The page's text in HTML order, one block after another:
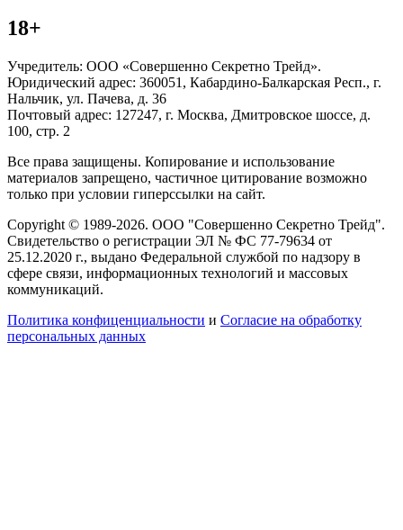
18+
Учредитель: ООО «Совершенно Секретно Трейд».
Юридический адрес: 360051, Кабардино-Балкарская Респ., г.
Нальчик, ул. Пачева, д. 36
Почтовый адрес: 127247, г. Москва, Дмитровское шоссе, д.
100, стр. 2
Все права защищены. Копирование и использование
материалов запрещено, частичное цитирование возможно
только при условии гиперссылки на сайт.
Copyright © 1989-2026. ООО "Совершенно Секретно Трейд".
Свидетельство о регистрации ЭЛ № ФС 77-79634 от
25.12.2020 г., выдано Федеральной службой по надзору в
сфере связи, информационных технологий и массовых
коммуникаций.
Политика конфиценциальности и Согласие на обработку
персональных данных